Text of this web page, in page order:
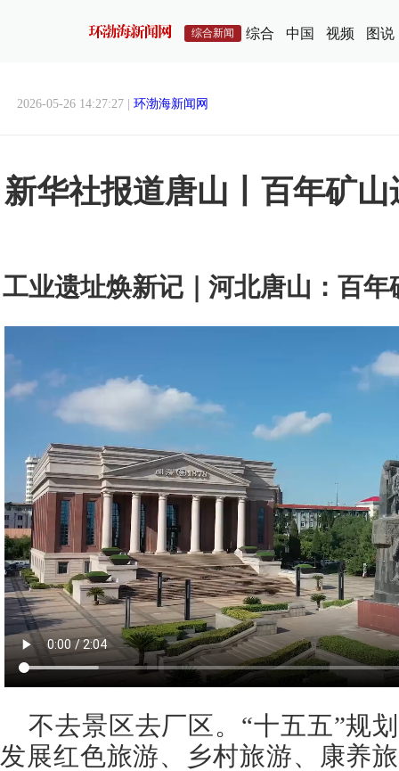
综合新闻 综合 中国 视频 图说
2026-05-26 14:27:27 | 环渤海新闻网
新华社报道唐山丨百年矿
工业遗址焕新记｜河北唐山：百
不去景区去厂区。“十五五”规
发展红色旅游、乡村旅游、康养